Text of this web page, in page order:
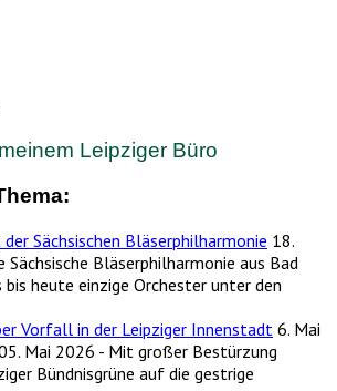
Leipziger Büro
Sächsischen Bläserphilharmonie 18.
Sächsische Bläserphilharmonie aus Bad
bis heute einzige Orchester unter den
Vorfall in der Leipziger Innenstadt 6. Mai
Mai 2026 - Mit großer Bestürzung
Bündnisgrüne auf die gestrige